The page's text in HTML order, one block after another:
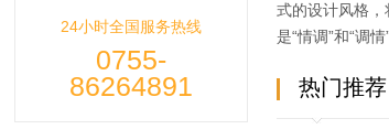
24小时全国服务热线
0755-
86264891
式的设计风格
是“情调”和“调
热门推荐